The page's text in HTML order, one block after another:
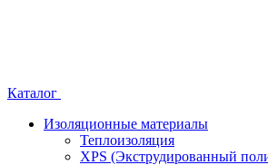
Каталог
Изоляционные материалы
Теплоизоляция
XPS (Экструдированный